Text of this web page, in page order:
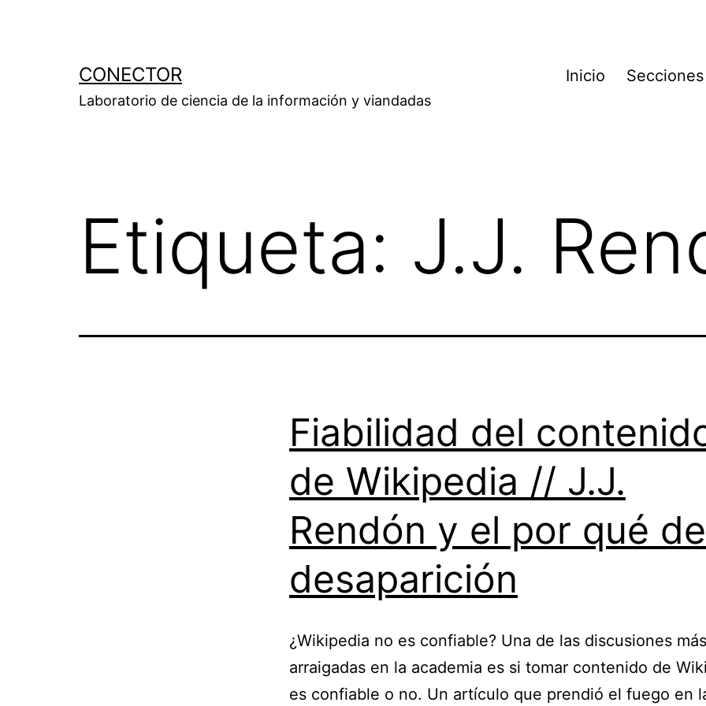
CONECTOR
Laboratorio de ciencia de la información y viandadas
Inicio Secciones
Etiqueta: J.J.
Fiabilidad del
de Wikipedia // J.J.
Rendón y el por qué
desaparición
¿Wikipedia no es confiable? Una de las discusiones más
arraigadas en la academia es si tomar contenido de
es confiable o no. Un artículo que prendió el fuego en